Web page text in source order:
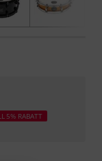
5% RABATT